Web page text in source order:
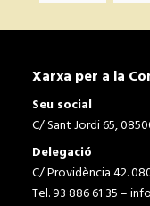
Xarxa per a la
Seu social
C/ Sant Jordi 65,
Delegació
C/ Providència 42.
Tel. 93 886 61 35 –